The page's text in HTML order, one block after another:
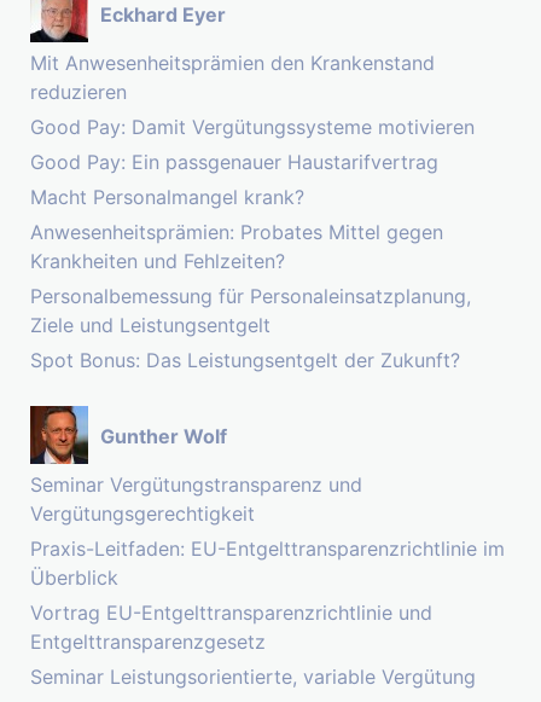
Eckhard Eyer
Mit Anwesenheitsprämien den Krankenstand
reduzieren
Good Pay: Damit Vergütungssysteme motivieren
Good Pay: Ein passgenauer Haustarifvertrag
Macht Personalmangel krank?
Anwesenheitsprämien: Probates Mittel gegen
Krankheiten und Fehlzeiten?
Personalbemessung für Personaleinsatzplanung,
Ziele und Leistungsentgelt
Spot Bonus: Das Leistungsentgelt der Zukunft?
Gunther Wolf
Seminar Vergütungstransparenz und
Vergütungsgerechtigkeit
Praxis-Leitfaden: EU-Entgelttransparenzrichtlinie im
Überblick
Vortrag EU-Entgelttransparenzrichtlinie und
Entgelttransparenzgesetz
Seminar Leistungsorientierte, variable Vergütung